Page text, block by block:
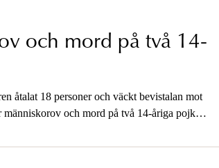
och mord på två 14-
åtalat 18 personer och väckt bevistalan mot
och mord på två 14-åriga pojkar